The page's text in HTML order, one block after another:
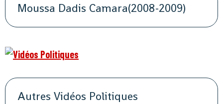
Moussa Dadis Camara(2008-2009)
Autres Vidéos Politiques